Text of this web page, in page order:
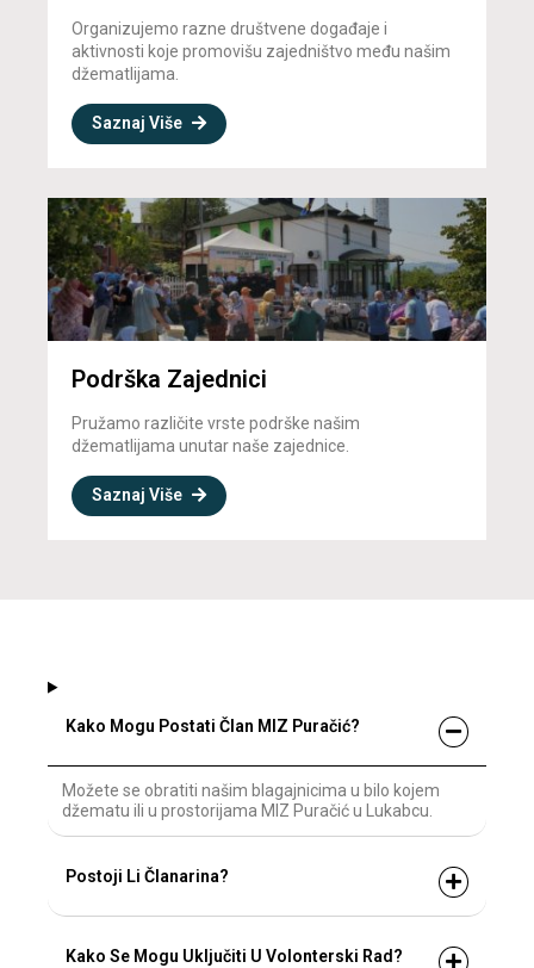
Organizujemo razne društvene događaje i
aktivnosti koje promovišu zajedništvo među našim
džematlijama.
Saznaj Više
Podrška Zajednici
Pružamo različite vrste podrške našim
džematlijama unutar naše zajednice.
Saznaj Više
Kako Mogu Postati Član MIZ Puračić?
Možete se obratiti našim blagajnicima u bilo kojem
džematu ili u prostorijama MIZ Puračić u Lukabcu.
Postoji Li Članarina?
Kako Se Mogu Uključiti U Volonterski Rad?